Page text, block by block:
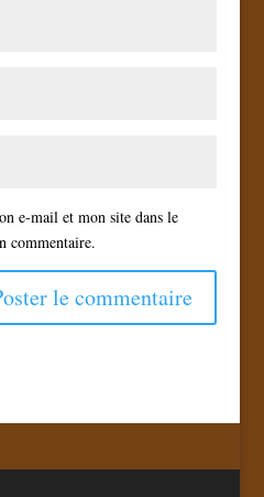
e-mail et mon site dans le
commentaire.